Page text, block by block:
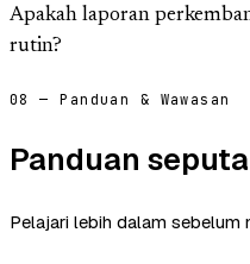
Apakah laporan
rutin?
08 — Panduan & Wawasan
Panduan
Pelajari lebih dalam